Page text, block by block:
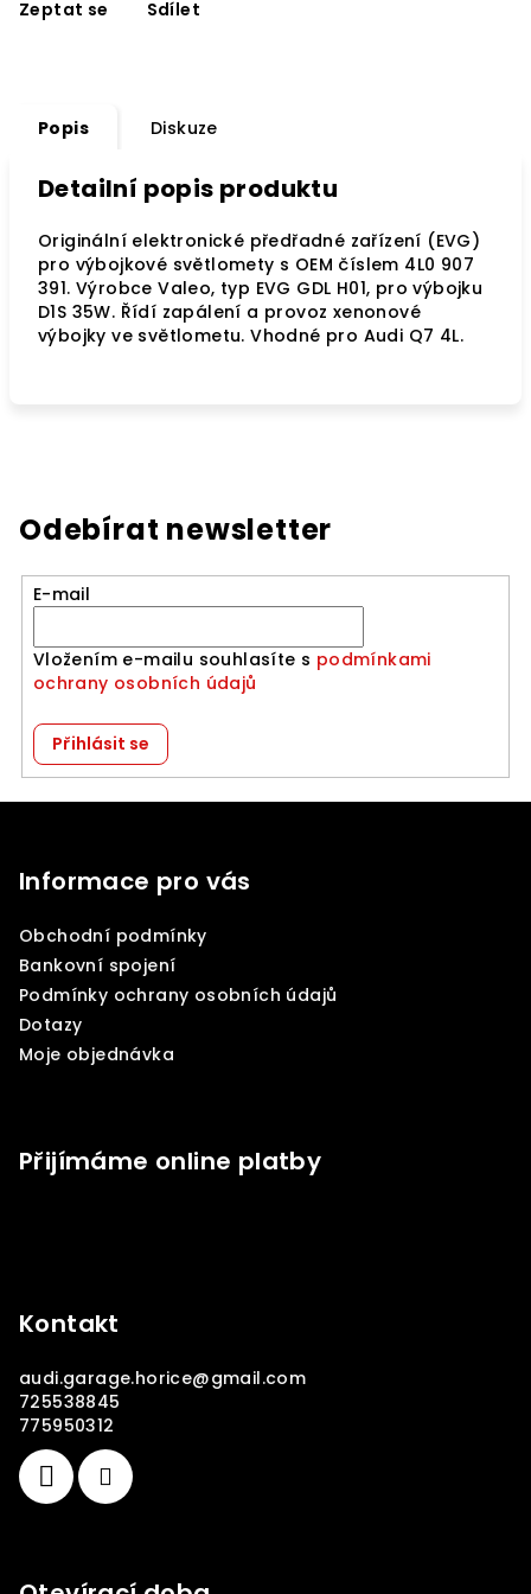
Zeptat se Sdílet
Popis Diskuze
Detailní popis produktu
Originální elektronické předřadné zařízení (EVG)
pro výbojkové světlomety s OEM číslem 4L0 907
391. Výrobce Valeo, typ EVG GDL H01, pro výbojku
D1S 35W. Řídí zapálení a provoz xenonové
výbojky ve světlometu. Vhodné pro Audi Q7 4L.
Odebírat newsletter
E-mail
Vložením e-mailu souhlasíte s podmínkami
ochrany osobních údajů
Přihlásit se
Informace pro vás
Obchodní podmínky
Bankovní spojení
Podmínky ochrany osobních údajů
Dotazy
Moje objednávka
Přijímáme online platby
Kontakt
audi.garage.horice@gmail.com
725538845
775950312